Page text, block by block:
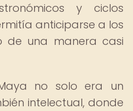
y ciclos
anticiparse a los
de una manera casi
no solo era un
intelectual, donde